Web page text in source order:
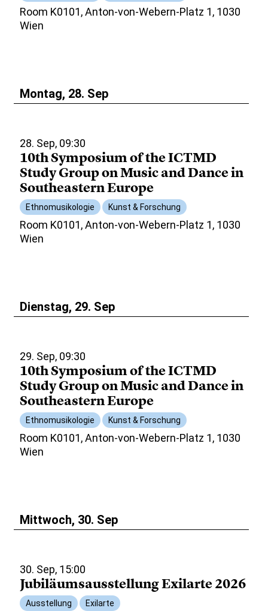
Room K0101, Anton-von-Webern-Platz 1, 1030
Wien
Montag, 28. Sep
28. Sep, 09:30
10th Symposium of the ICTMD
Study Group on Music and Dance in
Southeastern Europe
Ethnomusikologie Kunst & Forschung
Room K0101, Anton-von-Webern-Platz 1, 1030
Wien
Dienstag, 29. Sep
29. Sep, 09:30
10th Symposium of the ICTMD
Study Group on Music and Dance in
Southeastern Europe
Ethnomusikologie Kunst & Forschung
Room K0101, Anton-von-Webern-Platz 1, 1030
Wien
Mittwoch, 30. Sep
30. Sep, 15:00
Jubiläumsausstellung Exilarte 2026
Ausstellung Exilarte